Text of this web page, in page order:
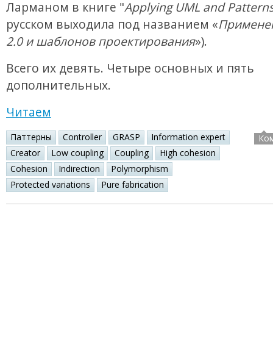
Ларманом в книге "Applying UML and
русском выходила под названием «
2.0 и шаблонов проектирования»).
Всего их девять. Четыре основных и пять
дополнительных.
Читаем
Паттерны Controller GRASP
Information expert
Creator
Low coupling Coupling
High cohesion
Cohesion
Indirection
Polymorphism
Protected variations
Pure fabrication